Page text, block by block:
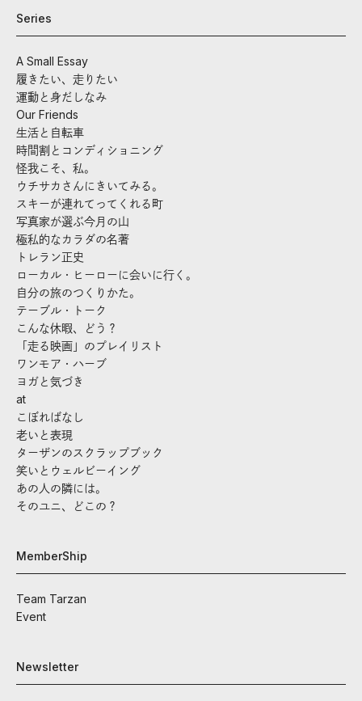
Series
A Small Essay
履きたい、走りたい
運動と身だしなみ
Our Friends
生活と自転車
時間割とコンディショニング
怪我こそ、私。
ウチサカさんにきいてみる。
スキーが連れてってくれる町
写真家が選ぶ今月の山
極私的なカラダの名著
トレラン正史
ローカル・ヒーローに会いに行く。
自分の旅のつくりかた。
テーブル・トーク
こんな休暇、どう？
「走る映画」のプレイリスト
ワンモア・ハーブ
ヨガと気づき
at
こぼればなし
老いと表現
ターザンのスクラップブック
笑いとウェルビーイング
あの人の隣には。
そのユニ、どこの？
MemberShip
Team Tarzan
Event
Newsletter